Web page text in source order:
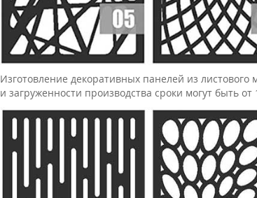
Изготовление декоративных панелей из
и загруженности производства сроки могут быть от